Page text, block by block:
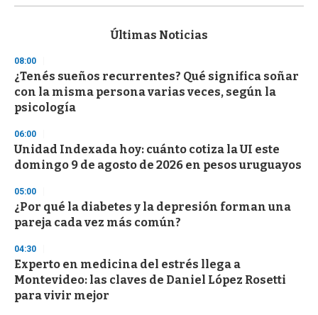
s
d
s
o
f
3
s
e
c
o
d
Últimas Noticias
08:00
¿Tenés sueños recurrentes? Qué significa soñar
con la misma persona varias veces, según la
psicología
06:00
Unidad Indexada hoy: cuánto cotiza la UI este
domingo 9 de agosto de 2026 en pesos uruguayos
05:00
¿Por qué la diabetes y la depresión forman una
pareja cada vez más común?
04:30
Experto en medicina del estrés llega a
Montevideo: las claves de Daniel López Rosetti
para vivir mejor